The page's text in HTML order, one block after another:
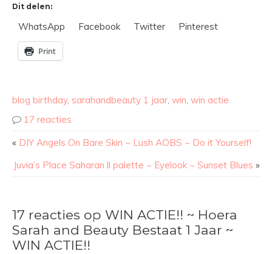
Dit delen:
WhatsApp Facebook Twitter Pinterest
Print
blog birthday, sarahandbeauty 1 jaar, win, win actie
17 reacties
« DIY Angels On Bare Skin ~ Lush AOBS ~ Do it Yourself!
Juvia’s Place Saharan ll palette ~ Eyelook ~ Sunset Blues »
17 reacties op WIN ACTIE!! ~ Hoera
Sarah and Beauty Bestaat 1 Jaar ~
WIN ACTIE!!